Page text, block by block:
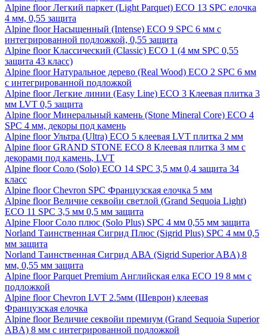
Alpine floor Легкий паркет (Light Parquet) ECO 13 SPC елочка
4 мм, 0,55 защита
Alpine floor Насыщенный (Intense) ECO 9 SPC 6 мм с
интегрированной подложкой, 0,55 защита
Alpine floor Классический (Classic) ECO 1 (4 мм SPC 0,55
защита 43 класс)
Alpine floor Натуральное дерево (Real Wood) ECO 2 SPC 6 мм
с интегрированной подложкой
Alpine floor Легкие линии (Easy Line) ECO 3 Клеевая плитка 3
мм LVT 0,5 защита
Alpine floor Минеральный камень (Stone Mineral Core) ECO 4
SPC 4 мм, декоры под камень
Alpine floor Ультра (Ultra) ECO 5 клеевая LVT плитка 2 мм
Alpine floor GRAND STONE ECO 8 Клеевая плитка 3 мм с
декорами под камень, LVT
Alpine floor Соло (Solo) ECO 14 SPC 3,5 мм 0,4 защита 34
класс
Alpine floor Chevron SPC Французская елочка 5 мм
Alpine floor Величие секвойи светлой (Grand Sequoia Light)
ECO 11 SPC 3,5 мм 0,5 мм защита
Alpine Floor Соло плюс (Solo Plus) SPC 4 мм 0,55 мм защита
Norland Таинственная Сигрид Плюс (Sigrid Plus) SPC 4 мм 0,5
мм защита
Norland Таинственная Сигрид АВА (Sigrid Superior ABA) 8
мм, 0,55 мм защита
Alpine floor Parquet Premium Английская елка ECO 19 8 мм с
подложкой
Alpine floor Chevron LVT 2.5мм (Шеврон) клеевая
Французская елочка
Alpine floor Величие секвойи премиум (Grand Sequoia Superior
ABA) 8 мм с интегрированной подложкой